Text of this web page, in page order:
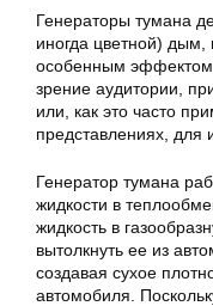
Генераторы тумана
иногда цветной) дым,
особенным эффектом
зрение аудитории,
или, как это часто
представлениях, для
Генератор тумана
жидкости в
жидкость в
вытолкнуть ее из
создавая сухое
автомобиля.